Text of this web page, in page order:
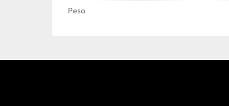
Peso